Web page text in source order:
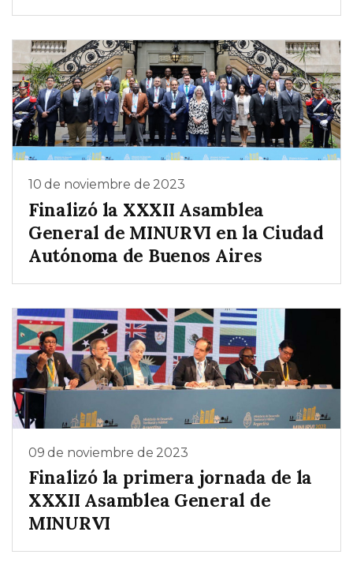
10 de noviembre de 2023
Finalizó la XXXII Asamblea
General de MINURVI en la Ciudad
Autónoma de Buenos Aires
09 de noviembre de 2023
Finalizó la primera jornada de la
XXXII Asamblea General de
MINURVI